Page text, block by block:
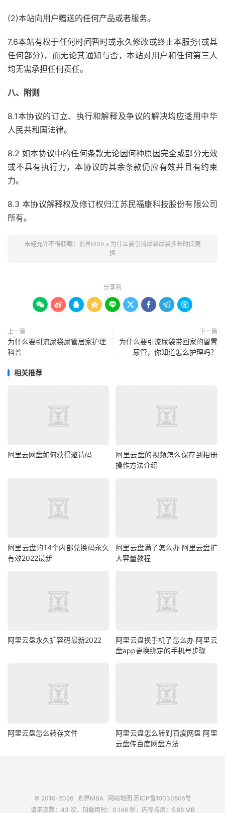
(2)本站向用户赠送的任何产品或者服务。
7.6本站有权于任何时间暂时或永久修改或终止本服务(或其
任何部分)，而无论其通知与否，本站对用户和任何第三人
均无需承担任何责任。
八、附则
8.1本协议的订立、执行和解释及争议的解决均应适用中华
人民共和国法律。
8.2 如本协议中的任何条款无论因何种原因完全或部分无效
或不具有执行力，本协议的其余条款仍应有效并且有约束
力。
8.3 本协议解释权及修订权归江苏民福康科技股份有限公司
所有。
未经允许不得转载： 划界MBA» 为什么要引流尿袋尿袋多长时间更
换
分享到
        
上一篇
为什么要引流尿袋尿管居家护理
科普
下一篇
为什么要引流尿袋带回家的留置
尿管，你知道怎么护理吗？
相关推荐
阿里云网盘如何获得邀请码
阿里云盘的视频怎么保存到相册
操作方法介绍
阿里云盘的14个内部兑换码永久
有效2022最新
阿里云盘满了怎么办 阿里云盘扩
大容量教程
阿里云盘永久扩容码最新2022
阿里云盘换手机了怎么办 阿里云
盘app更换绑定的手机号步骤
阿里云盘怎么转存文件
阿里云盘怎么转到百度网盘 阿里
云盘传百度网盘方法
© 2010-2026 划界MBA 网站地图 苏ICP备19030805号
请求次数：43 次，加载用时：0.146 秒，内存占用：5.96 MB